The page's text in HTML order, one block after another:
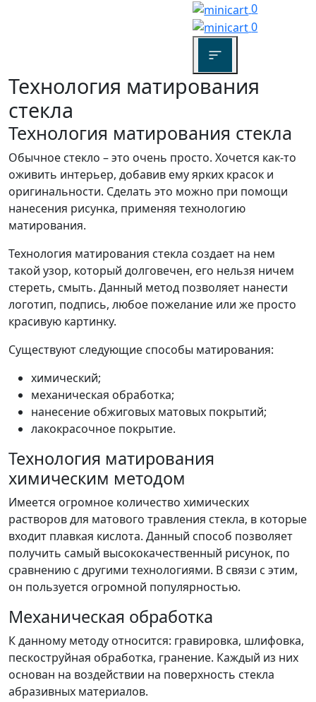
0
0
Технология матирования
стекла
Технология матирования стекла
Обычное стекло – это очень просто. Хочется как-то
оживить интерьер, добавив ему ярких красок и
оригинальности. Сделать это можно при помощи
нанесения рисунка, применяя технологию
матирования.
Технология матирования стекла создает на нем
такой узор, который долговечен, его нельзя ничем
стереть, смыть. Данный метод позволяет нанести
логотип, подпись, любое пожелание или же просто
красивую картинку.
Существуют следующие способы матирования:
химический;
механическая обработка;
нанесение обжиговых матовых покрытий;
лакокрасочное покрытие.
Технология матирования
химическим методом
Имеется огромное количество химических
растворов для матового травления стекла, в которые
входит плавкая кислота. Данный способ позволяет
получить самый высококачественный рисунок, по
сравнению с другими технологиями. В связи с этим,
он пользуется огромной популярностью.
Механическая обработка
К данному методу относится: гравировка, шлифовка,
пескоструйная обработка, гранение. Каждый из них
основан на воздействии на поверхность стекла
абразивных материалов.